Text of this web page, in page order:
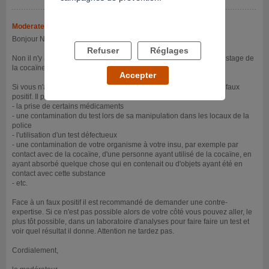
Moderateur
Bonjour N2ssss,
Non il n'y a pas de raison que le snus rende positif un test de dépistage de
la cocaïne.
Si vous n'avez jamais consommé c'est que vous avez à faire à un faux
positif. Il peut y a voir différentes explications à un faux positif :
- la prise de certains médicaments
- une contamination du test lors de sa manipulation dans les locaux de la
police
- l'utilisation d'un test défectueux
- une contamination de votre organisme à votre insu, par exemple par
contact avec de la cocaïne, d'une personne ayant utilisé de la cocaïne, en
ayant absorbé quelque chose qui en contenait ou d'objets ayant été en
contact avec cette substance
- etc.
Face à un faux positif il est recommandé de demander une contre-
expertise. Si ce n'est pas possible alors de votre côté vous pouvez aller, le
plus tôt possible, dans un laboratoire d'analyses pour faire faire un test et
voir quel résultat il donne. Attention ne tardez pas.
Cordialement,
Refuser Réglages
Accepter